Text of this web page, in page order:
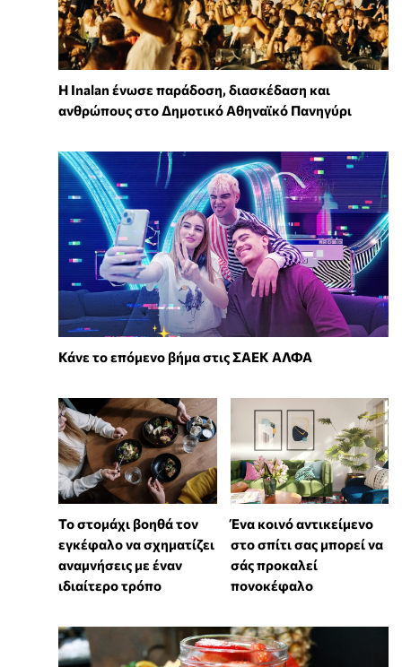
Η Inalan ένωσε παράδοση, διασκέδαση και
ανθρώπους στο Δημοτικό Αθηναϊκό Πανηγύρι
Κάνε το επόμενο βήμα στις ΣΑΕΚ ΑΛΦΑ
Το στομάχι βοηθά τον
εγκέφαλο να σχηματίζει
αναμνήσεις με έναν
ιδιαίτερο τρόπο
Ένα κοινό αντικείμενο
στο σπίτι σας μπορεί να
σάς προκαλεί
πονοκέφαλο